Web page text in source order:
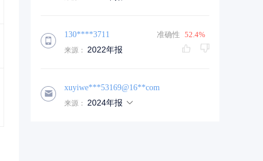
130****3711 准确性 52.4%
来源： 2022年报
xuyiwe***53169@16**com
来源： 2024年报